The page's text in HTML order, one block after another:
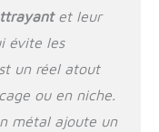
clipser contre
avec deux
papillon pour
facile et
d'eau
nourriture. Et
et leur
évite les
un réel atout
ou en niche.
métal ajoute un